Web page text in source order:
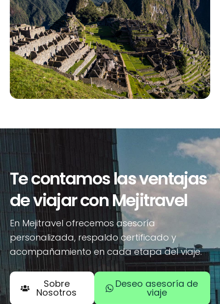
Te contamos las ventajas
de viajar con Mejitravel
En Mejitravel ofrecemos asesoría
personalizada, respaldo certificado y
acompañamiento en cada etapa del viaje.
Sobre
Nosotros
Deseo asesoría de
viaje